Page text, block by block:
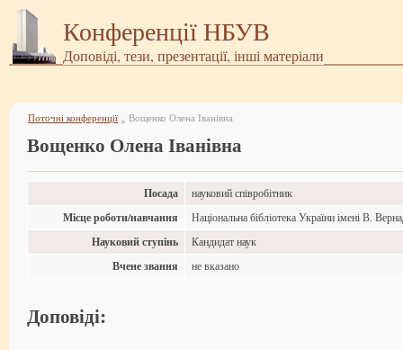
Конференції НБУВ
Доповіді, тези, презентації, інші матеріали
Поточні конференції » Вощенко Олена Іванівна
Вощенко Олена Іванівна
Посада науковий співробітник
Місце роботи/навчання Національна бібліотека України імені В.
Науковий ступінь Кандидат наук
Вчене звання не вказано
Доповіді: